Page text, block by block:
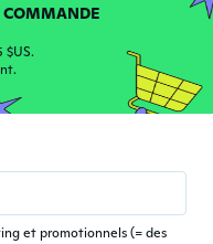
· 25 chargements
Articolo
COMMANDE
$US.
et promotionnels (= des